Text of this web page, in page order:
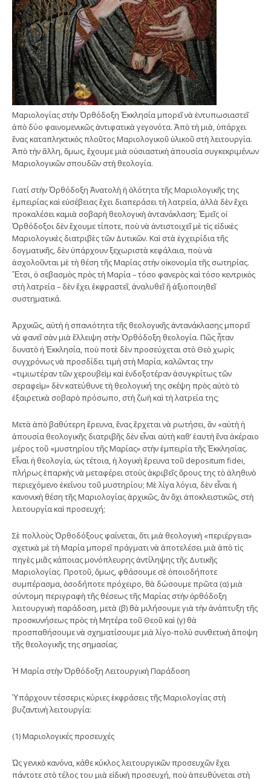
Μαριολογίας στὴν Ὀρθόδοξη Ἐκκλησία μπορεῖ νὰ ἐντυπωσιαστεῖ
ἀπὸ δύο φαινομενικῶς ἀντιφατικὰ γεγονότα. Ἀπὸ τὴ μιὰ, ὑπάρχει
ἕνας καταπληκτικὸς πλοῦτος Μαριολογικοῦ ὑλικοῦ στὴ λειτουργία.
Ἀπὸ τὴν ἄλλη, ὅμως, ἔχουμε μιὰ οὐσιαστικὴ ἀπουσία συγκεκριμένων
Μαριολογικῶν σπουδῶν στὴ θεολογία.
Γιατί στὴν Ὀρθόδοξη Ἀνατολὴ ἡ ὁλότητα τῆς Μαριολογικῆς της
ἐμπειρίας καὶ εὐσέβειας ἔχει διαπεράσει τὴ λατρεία, ἀλλὰ δὲν ἔχει
προκαλέσει καμιὰ σοβαρὴ θεολογικὴ ἀντανάκλαση; Ἐμεῖς οἱ
Ὀρθόδοξοι δὲν ἔχουμε τίποτε, ποὺ νὰ ἀντιστοιχεῖ μὲ τὶς εἰδικὲς
Μαριολογικὲς διατριβὲς τῶν Δυτικῶν. Καὶ στὰ ἐγχειρίδια τῆς
δογματικῆς, δὲν ὑπάρχουν ξεχωριστὰ κεφάλαια, ποὺ νὰ
ἀσχολοῦνται μὲ τὴ θέση τῆς Μαρίας στὴν οἰκονομία τῆς σωτηρίας.
Ἔτσι, ὁ σεβασμὸς πρὸς τὴ Μαρία – τόσο φανερὸς καὶ τόσο κεντρικὸς
στὴ λατρεία – δὲν ἔχει ἐκφραστεῖ, ἀναλυθεῖ ἢ ἀξιοποιηθεῖ
συστηματικά.
Ἀρχικῶς, αὐτὴ ἡ σπανιότητα τῆς θεολογικῆς ἀντανάκλασης μπορεῖ
νὰ φανεῖ σὰν μιὰ ἔλλειψη στὴν Ὀρθόδοξη θεολογία. Πῶς ἦταν
δυνατὸ ἡ Ἐκκλησία, ποὺ ποτὲ δὲν προσεύχεται στὸ Θεὸ χωρὶς
συγχρόνως νὰ προσδίδει τιμὴ στὴ Μαρία, καλῶντας την
«τιμιωτέραν τῶν χερουβεὶμ καὶ ἐνδοξοτέραν ἀσυγκρίτως τῶν
σεραφεὶμ» δὲν κατεύθυνε τὴ θεολογική της σκέψη πρὸς αὐτὸ τὸ
ἐξαιρετικὰ σοβαρὸ πρόσωπο, στὴ ζωὴ καὶ τὴ λατρεία της;
Μετὰ ἀπὸ βαθύτερη ἔρευνα, ἕνας ἔρχεται νὰ ρωτήσει, ἂν «αὐτὴ ἡ
ἀπουσία θεολογικῆς διατριβῆς δὲν εἶναι αὐτὴ καθ’ ἑαυτὴ ἕνα ἀκέραιο
μέρος τοῦ «μυστηρίου τῆς Μαρίας» στὴν ἐμπειρία τῆς Ἐκκλησίας.
Εἶναι ἡ θεολογία, ὡς τέτοια, ἡ λογικὴ ἔρευνα τοῦ depositum fidei,
πλήρως ἐπαρκὴς νὰ μεταφέρει στοὺς ἀκριβεῖς ὅρους της τὸ ἀληθινὸ
περιεχόμενο ἐκείνου τοῦ μυστηρίου; Μὲ λίγα λόγια, δὲν εἶναι ἡ
κανονικὴ θέση τῆς Μαριολογίας ἀρχικῶς, ἂν ὄχι ἀποκλειστικῶς, στὴ
λειτουργία καὶ προσευχή;
Σὲ πολλοὺς Ὀρθοδόξους φαίνεται, ὅτι μιὰ θεολογικὴ «περιέργεια»
σχετικὰ μὲ τὴ Μαρία μπορεῖ πράγματι νὰ ἀποτελέσει μιὰ ἀπὸ τὶς
πηγὲς μιᾶς κάποιας μονόπλευρης ἀντίληψης τῆς Δυτικῆς
Μαριολογίας. Προτοῦ, ὅμως, φθάσουμε σὲ ὁποιοδήποτε
συμπέρασμα, ὀσοδήποτε πρόχειρο, θὰ δώσουμε πρῶτα (α) μιὰ
σύντομη περιγραφὴ τῆς θέσεως τῆς Μαρίας στὴν ὀρθόδοξη
λειτουργικὴ παράδοση, μετὰ (β) θὰ μιλήσουμε γιὰ τὴν ἀνάπτυξη τῆς
προσκυνήσεως πρὸς τὴ Μητέρα τοῦ Θεοῦ καὶ (γ) θὰ
προσπαθήσουμε νὰ σχηματίσουμε μιὰ λίγο-πολὺ συνθετικὴ ἄποψη
τῆς θεολογικῆς της σημασίας.
Ἡ Μαρία στὴν Ὀρθόδοξη Λειτουργικὴ Παράδοση
Ὑπάρχουν τέσσερις κύριες ἐκφράσεις τῆς Μαριολογίας στὴ
βυζαντινὴ λειτουργία:
(1) Μαριολογικές προσευχές
Ὡς γενικὸ κανόνα, κάθε κύκλος λειτουργικῶν προσευχῶν ἔχει
πάντοτε στὸ τέλος του μιὰ εἰδικὴ προσευχή, ποὺ ἀπευθύνεται στὴ